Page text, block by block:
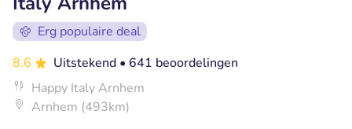
Erg populaire deal
8.6
Uitstekend • 641 beoordelingen
Happy Italy Arnhem
Arnhem (493km)